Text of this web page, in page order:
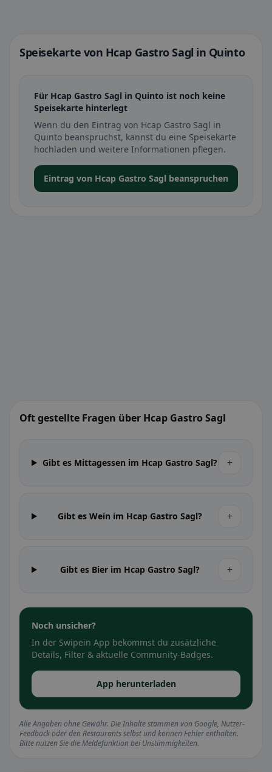
Speisekarte von Hcap Gastro Sagl in Quinto
Für Hcap Gastro Sagl in Quinto ist noch keine
Speisekarte hinterlegt
Wenn du den Eintrag von Hcap Gastro Sagl in
Quinto beanspruchst, kannst du eine Speisekarte
hochladen und weitere Informationen pflegen.
Eintrag von Hcap Gastro Sagl beanspruchen
Oft gestellte Fragen über Hcap Gastro Sagl
Gibt es Mittagessen im Hcap Gastro Sagl? +
Gibt es Wein im Hcap Gastro Sagl? +
Gibt es Bier im Hcap Gastro Sagl? +
Noch unsicher?
In der Swipein App bekommst du zusätzliche
Details, Filter & aktuelle Community-Badges.
App herunterladen
Alle Angaben ohne Gewähr. Die Inhalte stammen von Google, Nutzer-
Feedback oder den Restaurants selbst und können Fehler enthalten.
Bitte nutzen Sie die Meldefunktion bei Unstimmigkeiten.